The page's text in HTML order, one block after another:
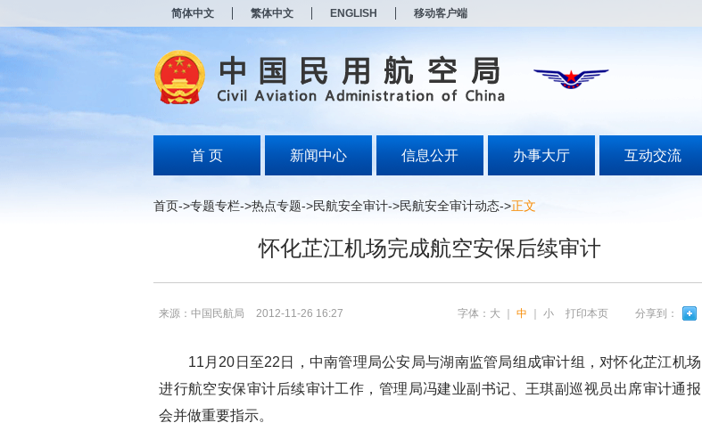
简体中文 繁体中文 ENGLISH 移动客户端
首 页 新闻中心 信息公开 办事大厅 互动交流
首页->专题专栏->热点专题->民航安全审计->民航安全审计动态->正文
怀化芷江机场完成航空安保后续审计
来源：中国民航局 2012-11-26 16:27 字体： 大 中 小 打印本页 分享到：
11月20日至22日，中南管理局公安局与湖南监管局组成审计组，对怀化芷江机场
进行航空安保审计后续审计工作，管理局冯建业副书记、王琪副巡视员出席审计通报
会并做重要指示。
打
无
障